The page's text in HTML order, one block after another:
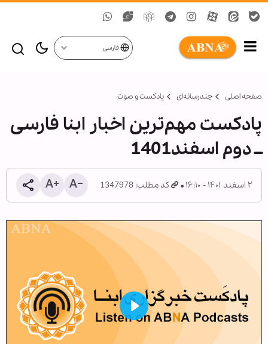
فارسی
صفحه اصلی چندرسانه‌ای پادکست و صوت
پادکست مهم‌ترین اخبار ابنا فارسی
ــ دوم اسفند1401
۲ اسفند ۱۴۰۱ - ۱۶:۱۰ کد مطلب: 1347978
Play